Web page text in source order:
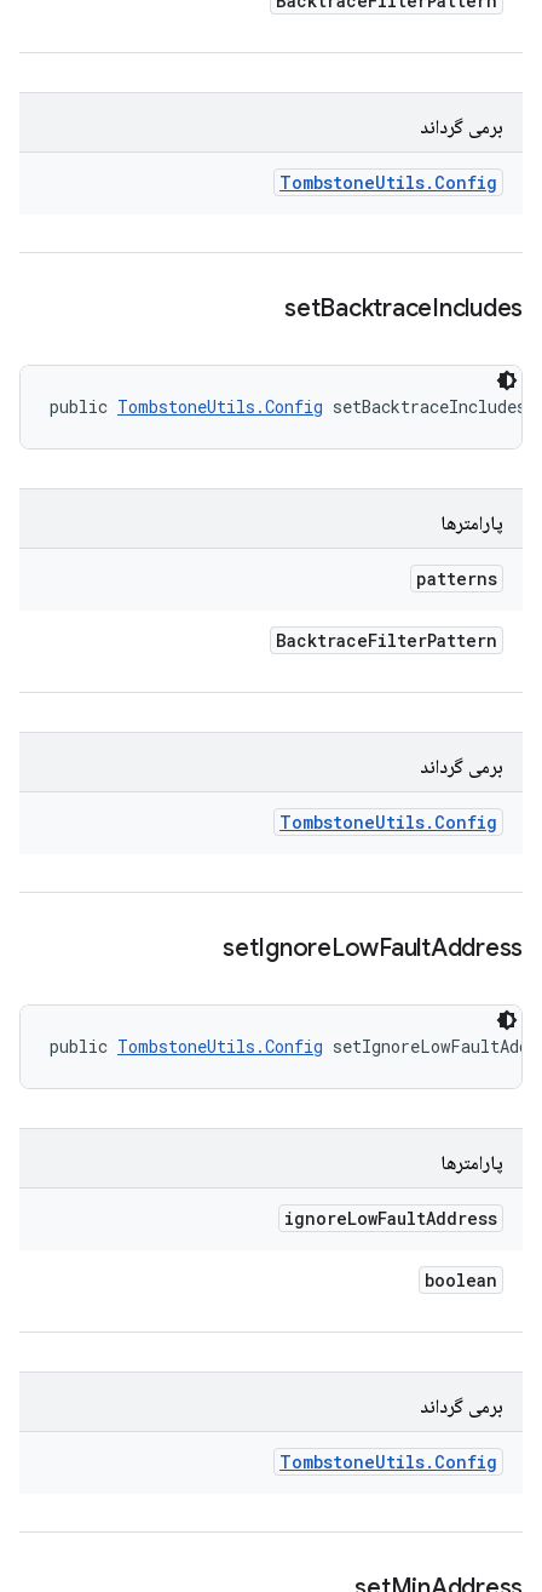
برمی گرداند
TombstoneUtils. Config
setBacktraceIncludes
public TombstoneUtils.Config setBacktraceIncludes
پارامترها
patterns
BacktraceFilterPattern
برمی گرداند
TombstoneUtils. Config
setIgnoreLowFaultAddress
public TombstoneUtils.Config
پارامترها
ignoreLowFaultAddress
boolean
برمی گرداند
TombstoneUtils. Config